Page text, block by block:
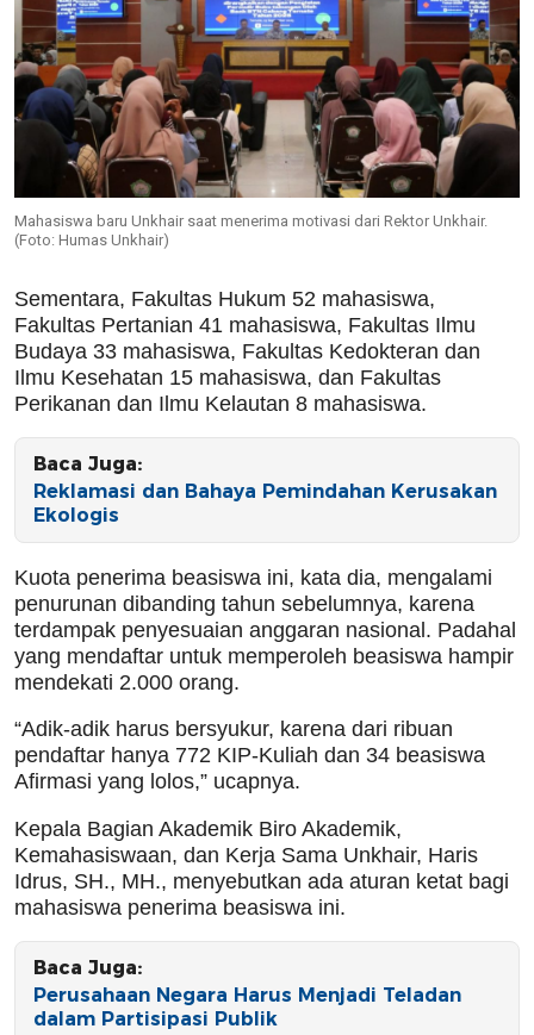
Mahasiswa baru Unkhair saat menerima motivasi dari Rektor Unkhair.
(Foto: Humas Unkhair)
Sementara, Fakultas Hukum 52 mahasiswa,
Fakultas Pertanian 41 mahasiswa, Fakultas Ilmu
Budaya 33 mahasiswa, Fakultas Kedokteran dan
Ilmu Kesehatan 15 mahasiswa, dan Fakultas
Perikanan dan Ilmu Kelautan 8 mahasiswa.
Baca Juga:
Reklamasi dan Bahaya Pemindahan Kerusakan
Ekologis
Kuota penerima beasiswa ini, kata dia, mengalami
penurunan dibanding tahun sebelumnya, karena
terdampak penyesuaian anggaran nasional. Padahal
yang mendaftar untuk memperoleh beasiswa hampir
mendekati 2.000 orang.
“Adik-adik harus bersyukur, karena dari ribuan
pendaftar hanya 772 KIP-Kuliah dan 34 beasiswa
Afirmasi yang lolos,” ucapnya.
Kepala Bagian Akademik Biro Akademik,
Kemahasiswaan, dan Kerja Sama Unkhair, Haris
Idrus, SH., MH., menyebutkan ada aturan ketat bagi
mahasiswa penerima beasiswa ini.
Baca Juga:
Perusahaan Negara Harus Menjadi Teladan
dalam Partisipasi Publik